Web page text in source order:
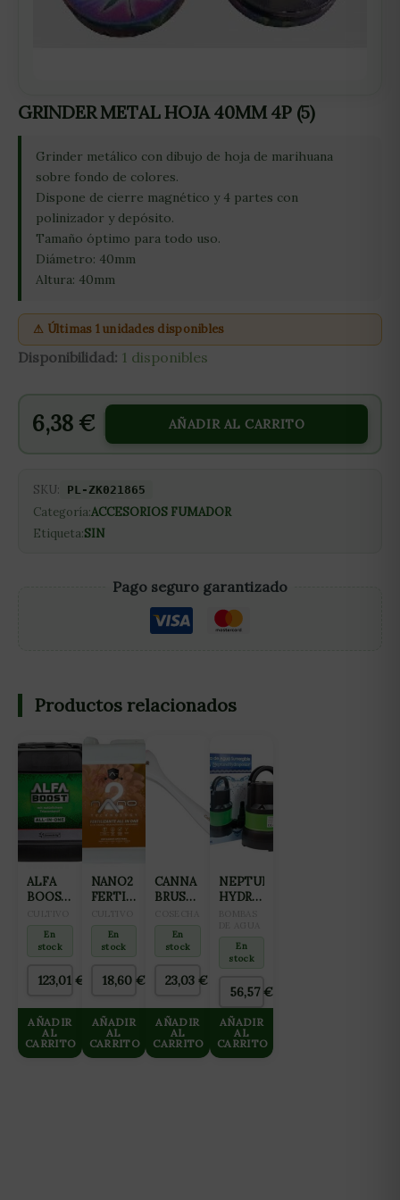
GRINDER METAL HOJA 40MM 4P (5)
Grinder metálico con dibujo de hoja de marihuana
sobre fondo de colores.
Dispone de cierre magnético y 4 partes con
polinizador y depósito.
Tamaño óptimo para todo uso.
Diámetro: 40mm
Altura: 40mm
⚠ Últimas 1 unidades disponibles
Disponibilidad: 1 disponibles
6,38 € AÑADIR AL CARRITO
SKU: PL-ZK021865
Categoría:ACCESORIOS FUMADOR
Etiqueta:SIN
Pago seguro garantizado
Productos relacionados
ALFA
BOOST
En
stock
123,01 €
AÑADIR
AL
CARRITO
NANO2
FERTILIZANTE
ONE
(FLORACIÓN
FINALIZACIÓN)
2L
En
stock
18,60 €
AÑADIR
AL
CARRITO
CANNA
BRUSH
CORTE
En
stock
23,03€
AÑADIR
AL
CARRITO
NEPTUNE
HYDROPONICS
NH-
11000
En
stock
56,57€
AÑADIR
AL
CARRITO